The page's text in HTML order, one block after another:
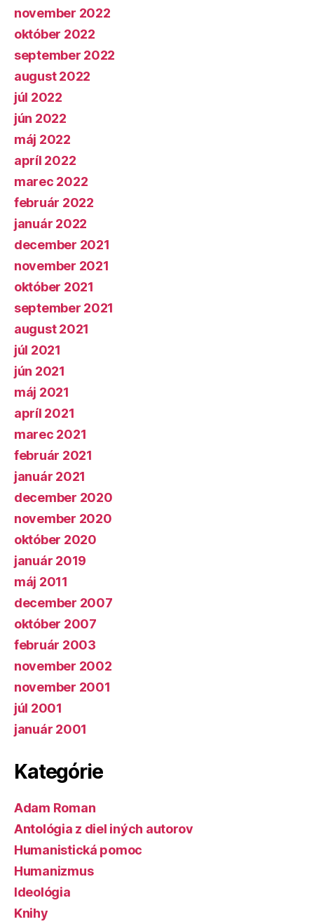
november 2022
október 2022
september 2022
august 2022
júl 2022
jún 2022
máj 2022
apríl 2022
marec 2022
február 2022
január 2022
december 2021
november 2021
október 2021
september 2021
august 2021
júl 2021
jún 2021
máj 2021
apríl 2021
marec 2021
február 2021
január 2021
december 2020
november 2020
október 2020
január 2019
máj 2011
december 2007
október 2007
február 2003
november 2002
november 2001
júl 2001
január 2001
Kategórie
Adam Roman
Antológia z diel iných autorov
Humanistická pomoc
Humanizmus
Ideológia
Knihy